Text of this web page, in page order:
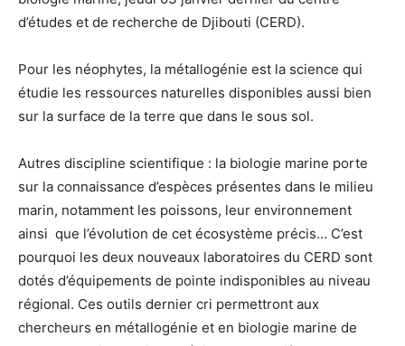
d’études et de recherche de Djibouti (CERD).
Pour les néophytes, la métallogénie est la science qui
étudie les ressources naturelles disponibles aussi bien
sur la surface de la terre que dans le sous sol.
Autres discipline scientifique : la biologie marine porte
sur la connaissance d’espèces présentes dans le milieu
marin, notamment les poissons, leur environnement
ainsi que l’évolution de cet écosystème précis… C’est
pourquoi les deux nouveaux laboratoires du CERD sont
dotés d’équipements de pointe indisponibles au niveau
régional. Ces outils dernier cri permettront aux
chercheurs en métallogénie et en biologie marine de